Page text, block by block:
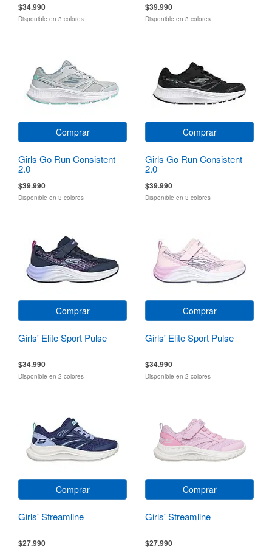
$34.990
Disponible en 3 colores
$39.990
Disponible en 3 colores
Comprar
Girls Go Run Consistent
2.0
$39.990
Disponible en 3 colores
Comprar
Girls Go Run Consistent
2.0
$39.990
Disponible en 3 colores
Comprar
Girls' Elite Sport Pulse
$34.990
Disponible en 2 colores
Comprar
Girls' Elite Sport Pulse
$34.990
Disponible en 2 colores
Comprar
Girls' Streamline
$27.990
Comprar
Girls' Streamline
$27.990